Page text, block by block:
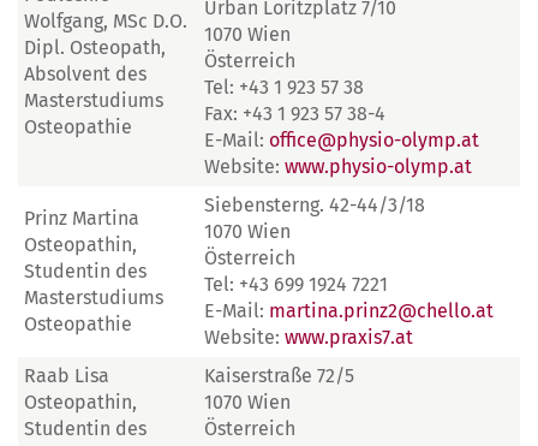
Wolfgang, MSc D.O.
Dipl. Osteopath,
Absolvent des
Masterstudiums
Osteopathie
Urban Loritzplatz 7/10
1070 Wien
Österreich
Tel: +43 1 923 57 38
Fax: +43 1 923 57 38-4
E-Mail: office@physio-olymp.at
Website: www.physio-olymp.at
Prinz Martina
Osteopathin,
Studentin des
Masterstudiums
Osteopathie
Siebensterng. 42-44/3/18
1070 Wien
Österreich
Tel: +43 699 1924 7221
E-Mail: martina.prinz2@chello.at
Website: www.praxis7.at
Raab Lisa
Osteopathin,
Studentin des
Kaiserstraße 72/5
1070 Wien
Österreich